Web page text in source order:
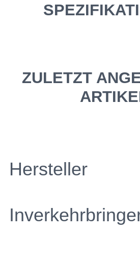
ZULETZT
Hersteller